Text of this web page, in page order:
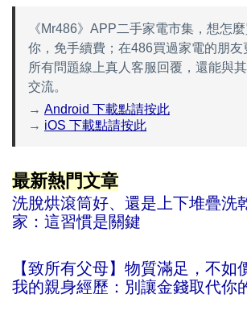
《Mr486》APP二手家電市集，想怎
你，免手續費；在486買過家電的朋友
所有問題線上真人客服回覆，還能與
交流。
→ Android 下載點請按此
→ iOS 下載點請按此
最新熱門文章
洗脫烘滾筒好、還是上下堆疊洗
家：這習慣是關鍵
【致所有父母】物質滿足，不如
我的親身經歷：別讓金錢取代你